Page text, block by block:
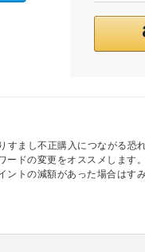
まし不正購入につながる恐
ドの変更をオススメします
トの減額があった場合はす